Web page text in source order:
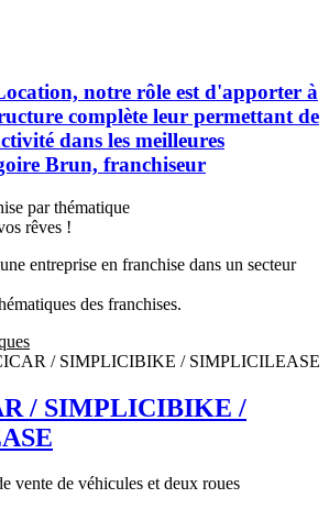
notre rôle est d'apporter à
complète leur permettant de
dans les meilleures
Brun, franchiseur
par thématique
rêves !
entreprise en franchise dans un secteur
des franchises.
/ SIMPLICIBIKE / SIMPLICILEASE
/ SIMPLICIBIKE /
vente de véhicules et deux roues